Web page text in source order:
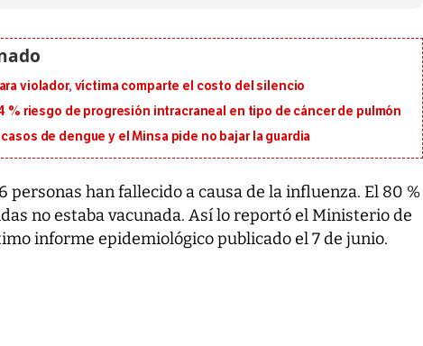
violador, víctima comparte el costo del silencio
% riesgo de progresión intracraneal en tipo de cáncer de pulmón
de dengue y el Minsa pide no bajar la guardia
personas han fallecido a causa de la influenza. El 80 %
no estaba vacunada. Así lo reportó el Ministerio de
informe epidemiológico publicado el 7 de junio.